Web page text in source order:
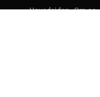
Hovedsiden Om os